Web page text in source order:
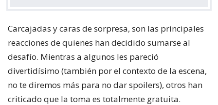
Carcajadas y caras de sorpresa, son las principales
reacciones de quienes han decidido sumarse al
desafío. Mientras a algunos les pareció
divertidísimo (también por el contexto de la escena,
no te diremos más para no dar spoilers), otros han
criticado que la toma es totalmente gratuita.